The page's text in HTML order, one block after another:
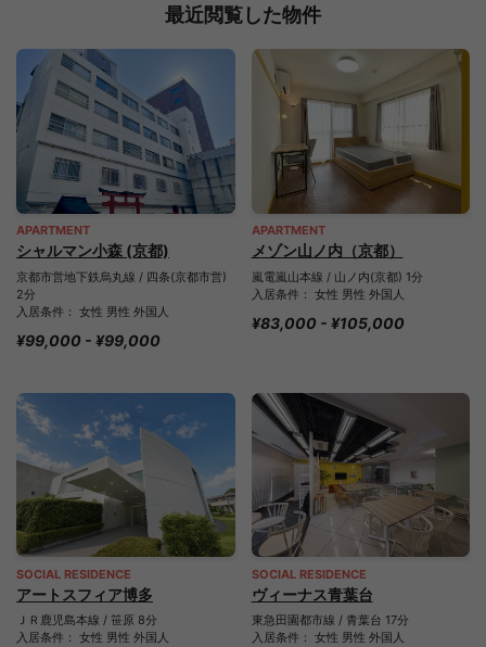
最近閲覧した物件
APARTMENT
シャルマン小森 (京都)
京都市営地下鉄烏丸線 / 四条(京都市営)
2分
入居条件： 女性 男性 外国人
¥99,000 - ¥99,000
APARTMENT
メゾン山ノ内（京都）
嵐電嵐山本線 / 山ノ内(京都) 1分
入居条件： 女性 男性 外国人
¥83,000 - ¥105,000
SOCIAL RESIDENCE
アートスフィア博多
ＪＲ鹿児島本線 / 笹原 8分
入居条件： 女性 男性 外国人
SOCIAL RESIDENCE
ヴィーナス青葉台
東急田園都市線 / 青葉台 17分
入居条件： 女性 男性 外国人